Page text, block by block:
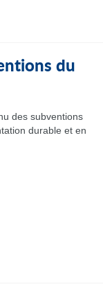
du
des subventions
durable et en